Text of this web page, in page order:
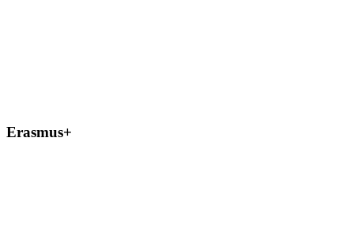
Erasmus+